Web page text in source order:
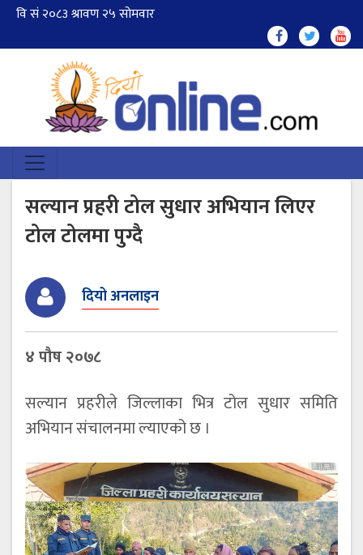
सल्यान प्रहरी टोल सुधार अभियान लिएर
टोल टोलमा पुग्दै
दियो अनलाइन
४ पौष २०७८
सल्यान प्रहरीले जिल्लाका भित्र टोल सुधार समिति
अभियान संचालनमा ल्याएको छ ।